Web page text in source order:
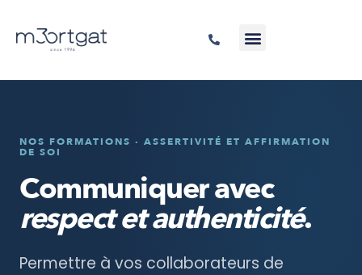
NOS FORMATIONS · ASSERTIVITÉ ET AFFIRMATION
DE SOI
Communiquer avec
respect et authenticité.
Permettre à vos collaborateurs de